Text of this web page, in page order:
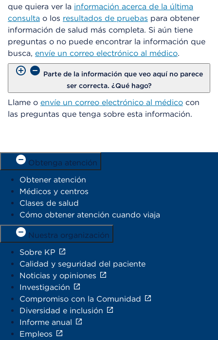
que quiera ver la información acerca de la última
consulta o los resultados de pruebas para obtener
información de salud más completa. Si aún tiene
preguntas o no puede encontrar la información que
busca, envíe un correo electrónico al médico.
Parte de la información que veo aquí no parece
ser correcta. ¿Qué hago?
Llame o envíe un correo electrónico al médico con
las preguntas que tenga sobre esta información.
Obtenga atención
Obtener atención
Médicos y centros
Clases de salud
Cómo obtener atención cuando viaja
Nuestra organización
Sobre KP
Calidad y seguridad del paciente
Noticias y opiniones
Investigación
Compromiso con la Comunidad
Diversidad e inclusión
Informe anual
Empleos